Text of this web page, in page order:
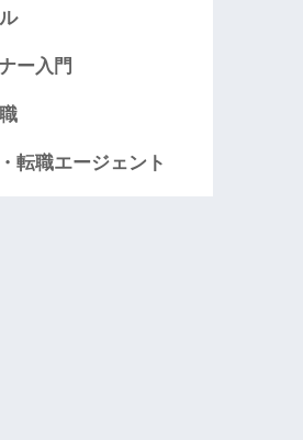
ー入門
転職エージェント